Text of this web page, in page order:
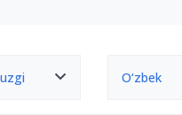
O‘zbek